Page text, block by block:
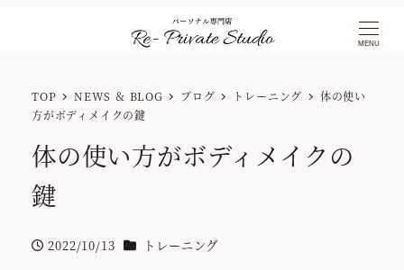
MENU
TOP NEWS ＆ BLOG ブログ トレーニング
体の使い
方がボディメイクの鍵
体の使い方がボディメイクの
鍵
投稿日
2022/10/13 カテゴリー
トレーニング